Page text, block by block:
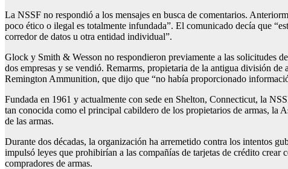
La NSSF no respondió a los mensajes en busca de comentarios.
poco ético o ilegal es totalmente infundada”. El comunicado decía que
corredor de datos u otra entidad individual”.
Glock y Smith & Wesson no respondieron previamente a las solicitudes
dos empresas y se vendió. Remarms, propietaria de la antigua división
Remington Ammunition, que dijo que “no había proporcionado
Fundada en 1961 y actualmente con sede en Shelton, Connecticut, la
tan conocida como el principal cabildero de los propietarios de armas, la
de las armas.
Durante dos décadas, la organización ha arremetido contra los intentos
impulsó leyes que prohibirían a las compañías de tarjetas de crédito crear
compradores de armas.